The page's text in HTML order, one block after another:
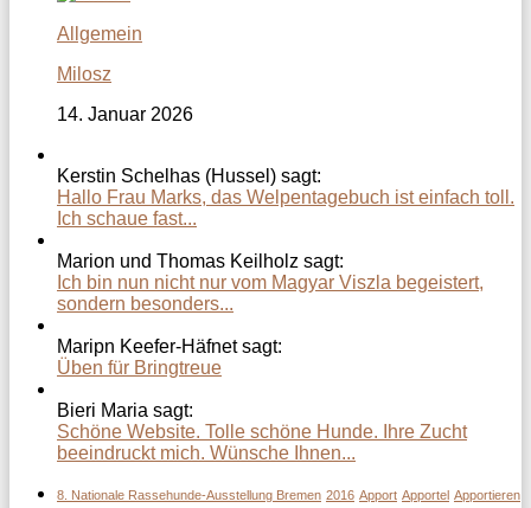
Allgemein
Milosz
14. Januar 2026
Kerstin Schelhas (Hussel) sagt:
Hallo Frau Marks, das Welpentagebuch ist einfach toll.
Ich schaue fast...
Marion und Thomas Keilholz sagt:
Ich bin nun nicht nur vom Magyar Viszla begeistert,
sondern besonders...
Maripn Keefer-Häfnet sagt:
Üben für Bringtreue
Bieri Maria sagt:
Schöne Website. Tolle schöne Hunde. Ihre Zucht
beeindruckt mich. Wünsche Ihnen...
8. Nationale Rassehunde-Ausstellung Bremen 2016 Apport Apportel Apportieren